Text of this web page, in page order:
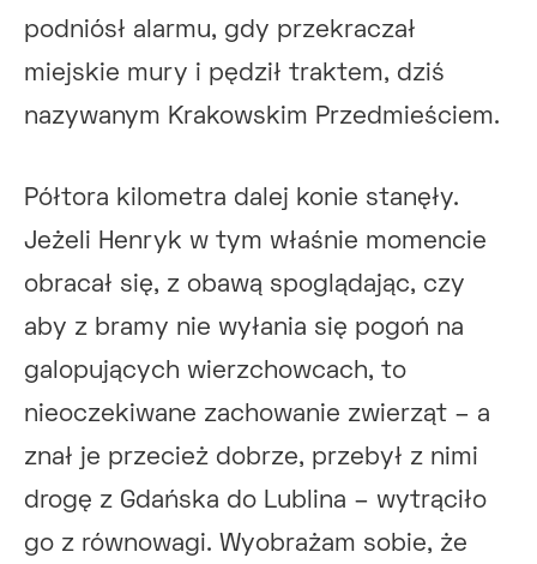
podniósł alarmu, gdy przekraczał
miejskie mury i pędził traktem, dziś
nazywanym Krakowskim Przedmieściem.
Półtora kilometra dalej konie stanęły.
Jeżeli Henryk w tym właśnie momencie
obracał się, z obawą spoglądając, czy
aby z bramy nie wyłania się pogoń na
galopujących wierzchowcach, to
nieoczekiwane zachowanie zwierząt – a
znał je przecież dobrze, przebył z nimi
drogę z Gdańska do Lublina – wytrąciło
go z równowagi. Wyobrażam sobie, że